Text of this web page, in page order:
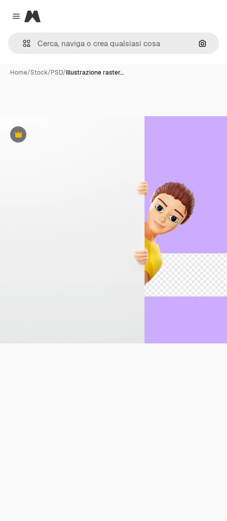
Close menu
Magnific
Cerca
Home/Stock/PSD/Illustrazione raster…
Premium